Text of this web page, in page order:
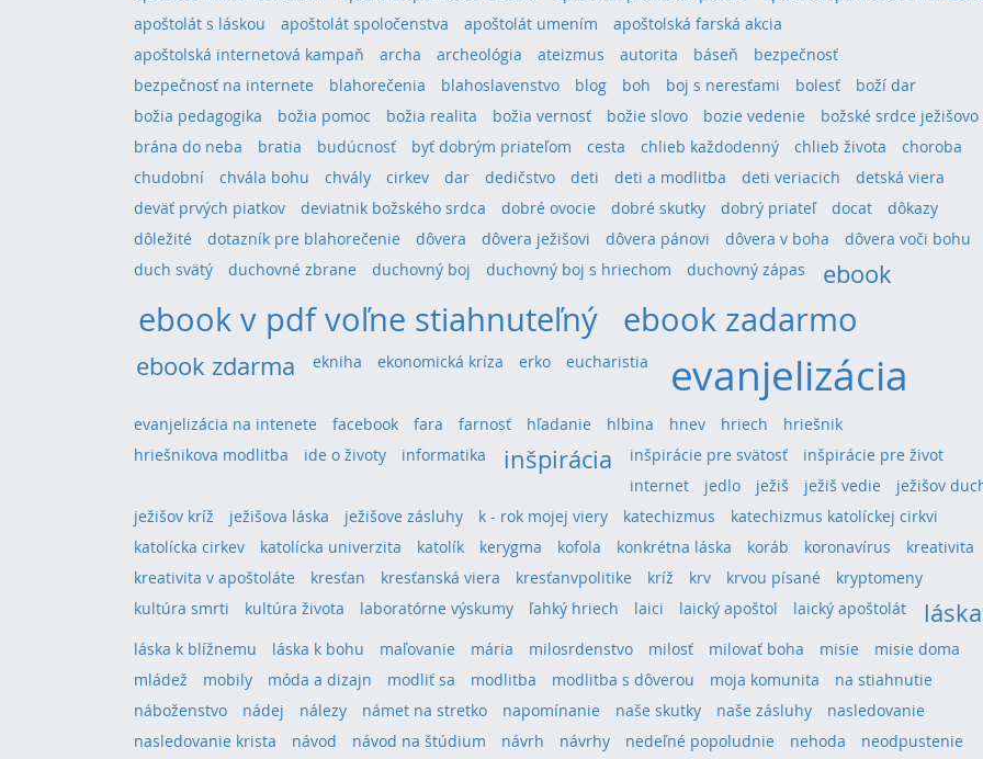
apoštolát s láskou
apoštolát spoločenstva apoštolát umením
apoštolská farská akcia
apoštolská internetová kampaň
archa archeológia ateizmus autorita báseň
bezpečnosť
bezpečnosť na internete
blahorečenia blahoslavenstvo blog boh boj s neresťami bolesť
boží dar
božia pedagogika
božia pomoc božia realita božia vernosť božie slovo bozie vedenie
božské srdce ježišovo
brána do neba
bratia budúcnosť byť dobrým priateľom cesta chlieb každodenný chlieb života
choroba
chudobní
chvála bohu chvály cirkev dar dedičstvo deti deti a modlitba deti veriacich
detská viera
deväť prvých piatkov
deviatnik božského srdca dobré ovocie dobré skutky dobrý priateľ docat
dôkazy
dôležité
dotazník pre blahorečenie dôvera dôvera ježišovi dôvera pánovi dôvera v boha
dôvera voči bohu
duch svätý
duchovné zbrane duchovný boj duchovný boj s hriechom duchovný zápas ebook
ebook v pdf voľne stiahnuteľný ebook zadarmo
ebook zdarma ekniha ekonomická kríza erko eucharistia evanjelizácia
evanjelizácia na intenete facebook fara farnosť hľadanie hlbina hnev hriech
hriešnik
hriešnikova modlitba
ide o životy informatika inšpirácia inšpirácie pre svätosť
inšpirácie pre život
internet
jedlo ježiš ježiš vedie
ježišov
ježišov kríž
ježišova láska ježišove zásluhy k - rok mojej viery katechizmus
katechizmus katolíckej cirkvi
katolícka cirkev
katolícka univerzita katolík kerygma kofola konkrétna láska koráb koronavírus
kreativita
kreativita v apoštoláte
kresťan kresťanská viera kresťanvpolitike kríž krv krvou písané
kryptomeny
kultúra smrti
kultúra života laboratórne výskumy ľahký hriech laici laický apoštol laický apoštolát láska
láska k blížnemu láska k bohu maľovanie mária milosrdenstvo milosť milovať boha misie
misie doma
mládež
mobily móda a dizajn modliť sa modlitba modlitba s dôverou moja komunita
na stiahnutie
náboženstvo
nádej nálezy námet na stretko napomínanie naše skutky naše zásluhy
nasledovanie
nasledovanie krista
návod návod na štúdium návrh návrhy nedeľné popoludnie nehoda
neodpustenie